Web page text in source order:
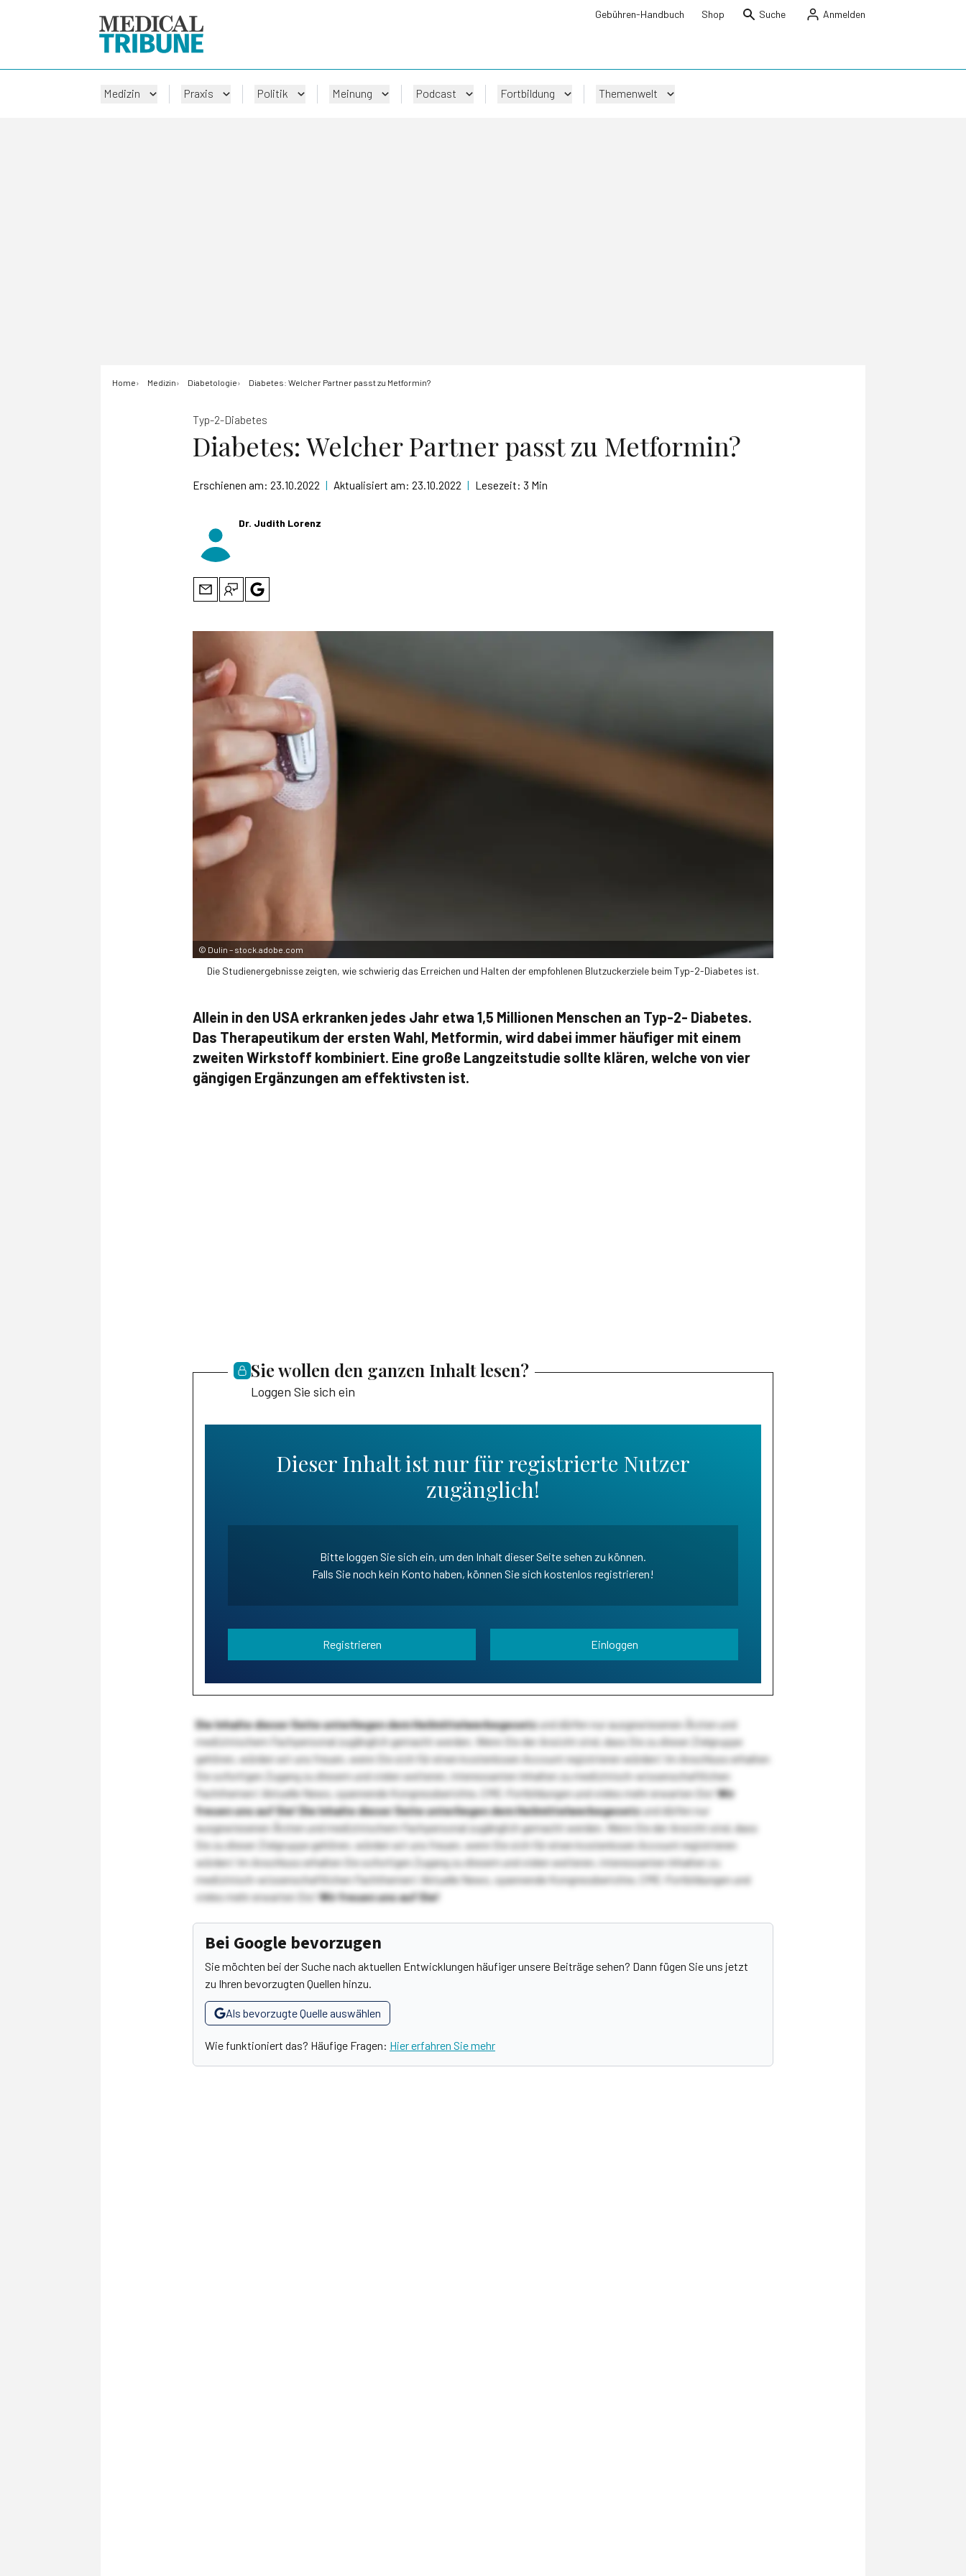
Gebühren-Handbuch Shop Suche Anmelden
Medizin Praxis Politik Meinung Podcast Fortbildung Themenwelt
Home Medizin Diabetologie Diabetes: Welcher Partner passt zu Metformin?
Typ-2-Diabetes
Diabetes: Welcher Partner passt zu Metformin?
Erschienen am: 23.10.2022 | Aktualisiert am: 23.10.2022 | Lesezeit: 3 Min
Dr. Judith Lorenz
© Dulin – stock.adobe.com
Die Studienergebnisse zeigten, wie schwierig das Erreichen und Halten der empfohlenen Blutzuckerziele beim Typ-2-Diabetes ist.
Allein in den USA erkranken jedes Jahr etwa 1,5 Millionen Menschen an Typ-2- Diabetes.
Das Therapeutikum der ersten Wahl, Metformin, wird dabei immer häufiger mit einem
zweiten Wirkstoff kombiniert. Eine große Langzeitstudie sollte klären, welche von vier
gängigen Ergänzungen am effektivsten ist.
Sie wollen den ganzen Inhalt lesen?
Loggen Sie sich ein
Dieser Inhalt ist nur für registrierte Nutzer
zugänglich!
Bitte loggen Sie sich ein, um den Inhalt dieser Seite sehen zu können.
Falls Sie noch kein Konto haben, können Sie sich kostenlos registrieren!
Registrieren Einloggen
Die Inhalte dieser Seite unterliegen dem Heilmittelwerbegesetzund dürfen nur ausgewiesenen Ärzten und
medizinischem Fachpersonal zugänglich gemacht werden. Wenn Sie der Ansicht sind, dass Sie zu dieser Zielgruppe
gehören, würden wir uns freuen, wenn Sie sich für einen kostenlosen Account registrieren würden! Im Anschluss erhalten
Sie sofortigen Zugang zu diesem und vielen weiteren, interessanten Inhalten zu medizinisch-wissenschaftlichen
Fachthemen! Aktuelle News, spannende Kongressberichte, CME-Fortbildungen und vieles mehr erwarten Sie!Wir
freuen uns auf Sie!Die Inhalte dieser Seite unterliegen dem Heilmittelwerbegesetzund dürfen nur
ausgewiesenen Ärzten und medizinischem Fachpersonal zugänglich gemacht werden. Wenn Sie der Ansicht sind, dass
Sie zu dieser Zielgruppe gehören, würden wir uns freuen, wenn Sie sich für einen kostenlosen Account registrieren
würden! Im Anschluss erhalten Sie sofortigen Zugang zu diesem und vielen weiteren, interessanten Inhalten zu
medizinisch-wissenschaftlichen Fachthemen! Aktuelle News, spannende Kongressberichte, CME-Fortbildungen und
vieles mehr erwarten Sie!Wir freuen uns auf Sie!
Bei Google bevorzugen
Sie möchten bei der Suche nach aktuellen Entwicklungen häufiger unsere Beiträge sehen? Dann fügen Sie uns jetzt
zu Ihren bevorzugten Quellen hinzu.
Als bevorzugte Quelle auswählen
Wie funktioniert das? Häufige Fragen: Hier erfahren Sie mehr